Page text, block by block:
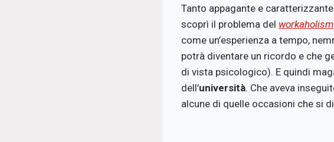
Tanto appagante e
scoprì il problema del workaholism
come un’esperienza a tempo,
potrà diventare un ricordo e che
di vista psicologico). E quindi
dell’università. Che aveva
alcune di quelle occasioni che si